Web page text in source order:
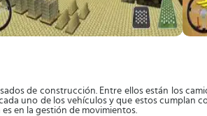
de construcción. Entre ellos están los
uno de los vehículos y que estos cumplan
en la gestión de movimientos.